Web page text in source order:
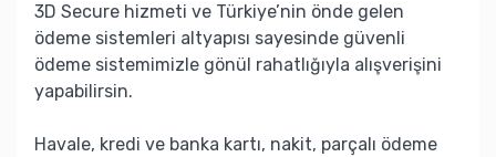
3D Secure hizmeti ve Türkiye’nin önde gelen
ödeme sistemleri altyapısı sayesinde güvenli
ödeme sistemimizle gönül rahatlığıyla alışverişini
yapabilirsin.
Havale, kredi ve banka kartı, nakit, parçalı ödeme